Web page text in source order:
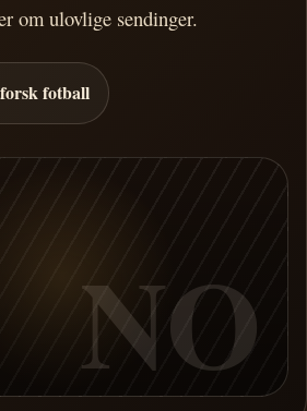
om ulovlige sendinger.
fotball
NO